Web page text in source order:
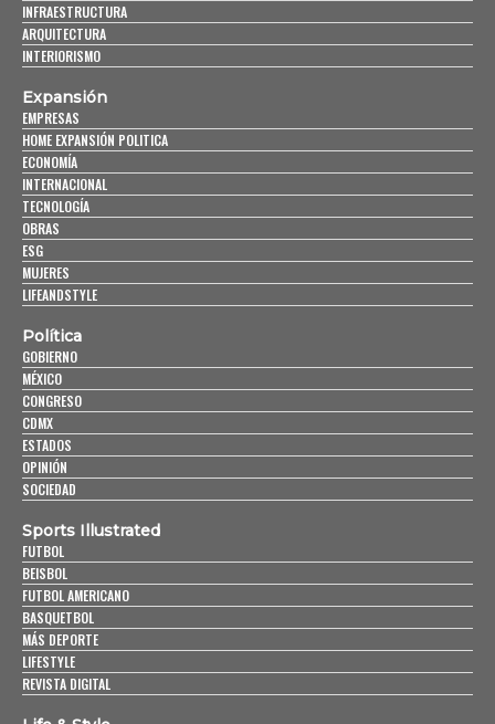
INFRAESTRUCTURA
ARQUITECTURA
INTERIORISMO
Expansión
EMPRESAS
HOME EXPANSIÓN POLITICA
ECONOMÍA
INTERNACIONAL
TECNOLOGÍA
OBRAS
ESG
MUJERES
LIFEANDSTYLE
Política
GOBIERNO
MÉXICO
CONGRESO
CDMX
ESTADOS
OPINIÓN
SOCIEDAD
Sports Illustrated
FUTBOL
BEISBOL
FUTBOL AMERICANO
BASQUETBOL
MÁS DEPORTE
LIFESTYLE
REVISTA DIGITAL